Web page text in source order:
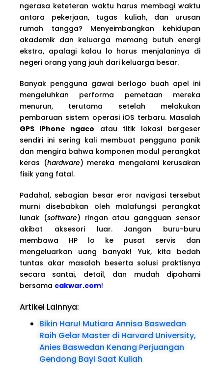
ngerasa keteteran waktu harus membagi waktu
antara pekerjaan, tugas kuliah, dan urusan
rumah tangga? Menyeimbangkan kehidupan
akademik dan keluarga memang butuh energi
ekstra, apalagi kalau lo harus menjalaninya di
negeri orang yang jauh dari keluarga besar.
Banyak pengguna gawai berlogo buah apel ini
mengeluhkan performa pemetaan mereka
menurun, terutama setelah melakukan
pembaruan sistem operasi iOS terbaru. Masalah
GPS iPhone ngaco atau titik lokasi bergeser
sendiri ini sering kali membuat pengguna panik
dan mengira bahwa komponen modul perangkat
keras (hardware) mereka mengalami kerusakan
fisik yang fatal.
Padahal, sebagian besar eror navigasi tersebut
murni disebabkan oleh malafungsi perangkat
lunak (software) ringan atau gangguan sensor
akibat aksesori luar. Jangan buru-buru
membawa HP lo ke pusat servis dan
mengeluarkan uang banyak! Yuk, kita bedah
tuntas akar masalah beserta solusi praktisnya
secara santai, detail, dan mudah dipahami
bersama cakwar.com!
Artikel Lainnya:
Bikin Haru! Mutiara Annisa Baswedan
Raih Gelar Master di Harvard University,
Anies Baswedan Kenang Perjuangan
Gendong Bayi Saat Kuliah